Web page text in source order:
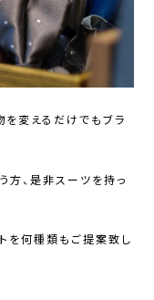
を変えるだけでもブラ
方、是非スーツを持っ
を何種類もご提案致し